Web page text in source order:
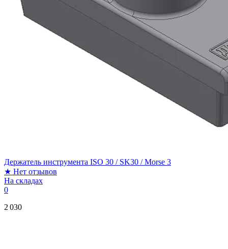
Держатель инструмента ISO 30 / SK30 / Morse 3
★ Нет отзывов
На складах
0
2 030